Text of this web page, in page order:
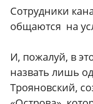
Сотрудники
общаются на
И, пожалуй, в
назвать лишь
Трояновский,